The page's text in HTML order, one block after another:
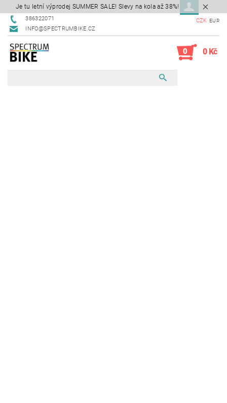
Je tu letní výprodej SUMMER SALE! Slevy na kola až 38%!
386322071
INFO@SPECTRUMBIKE.CZ
CZK EUR
0 0 Kč